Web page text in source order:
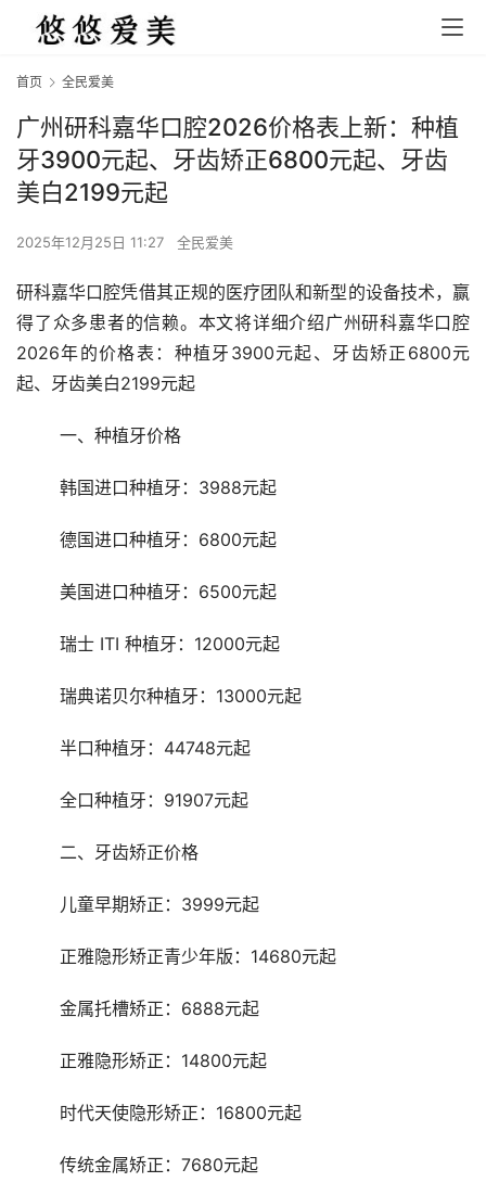
首页 全民爱美
广州研科嘉华口腔2026价格表上新：种植
牙3900元起、牙齿矫正6800元起、牙齿
美白2199元起
2025年12月25日 11:27 全民爱美
研科嘉华口腔凭借其正规的医疗团队和新型的设备技术，赢
得了众多患者的信赖。本文将详细介绍广州研科嘉华口腔
2026年的价格表：种植牙3900元起、牙齿矫正6800元
起、牙齿美白2199元起
	一、种植牙价格
	韩国进口种植牙：3988元起
	德国进口种植牙：6800元起
	美国进口种植牙：6500元起
	瑞士 ITI 种植牙：12000元起
	瑞典诺贝尔种植牙：13000元起
	半口种植牙：44748元起
	全口种植牙：91907元起
	二、牙齿矫正价格
	儿童早期矫正：3999元起
	正雅隐形矫正青少年版：14680元起
	金属托槽矫正：6888元起
	正雅隐形矫正：14800元起
	时代天使隐形矫正：16800元起
	传统金属矫正：7680元起